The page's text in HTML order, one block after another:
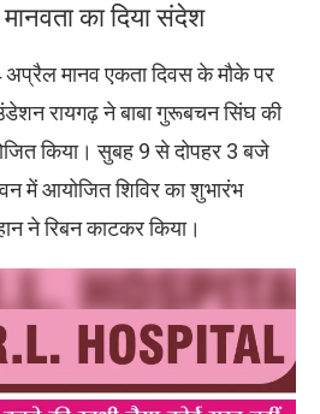
का दिया संदेश
अप्रैल मानव एकता दिवस के मौके पर
रायगढ़ ने बाबा गुरूबचन सिंघ की
किया। सुबह 9 से दोपहर 3 बजे
में आयोजित शिविर का शुभारंभ
ने रिबन काटकर किया।